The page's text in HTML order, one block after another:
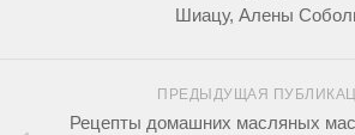
Шиацу, Алены
ПРЕДЫДУЩАЯ
Рецепты домашних масляных